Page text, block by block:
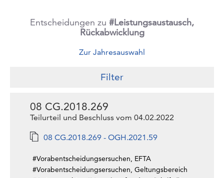
Entscheidungen zu #Leistungsaustausch,
Rückabwicklung
Zur Jahresauswahl
Filter
08 CG.2018.269
Teilurteil und Beschluss vom 04.02.2022
08 CG.2018.269 - OGH.2021.59
#Vorabentscheidungsersuchen, EFTA
#Vorabentscheidungsersuchen, Geltungsbereich